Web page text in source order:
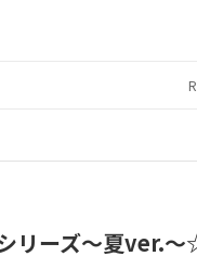
リーズ～夏ver.～